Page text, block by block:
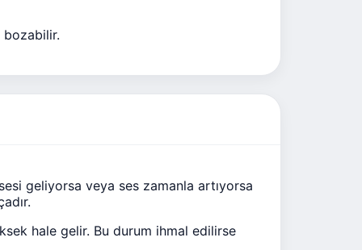
bozabilir.
geliyorsa veya ses zamanla artıyorsa
hale gelir. Bu durum ihmal edilirse